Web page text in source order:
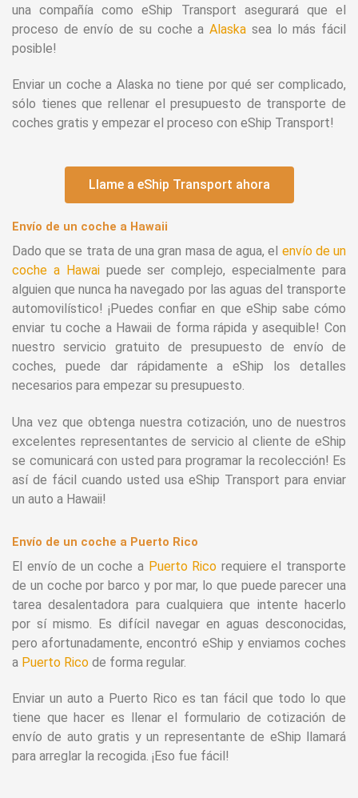
una compañía como eShip Transport asegurará que el
proceso de envío de su coche aAlaska sea lo más fácil
posible!
Enviar un coche a Alaska no tiene por qué ser complicado,
sólo tienes que rellenar el presupuesto de transporte de
coches gratis y empezar el proceso con eShip Transport!
Llame a eShip Transport ahora
Envío de un coche a Hawaii
Dado que se trata de una gran masa de agua, el envío de un
coche a Hawai puede ser complejo, especialmente para
alguien que nunca ha navegado por las aguas del transporte
automovilístico! ¡Puedes confiar en que eShip sabe cómo
enviar tu coche a Hawaii de forma rápida y asequible! Con
nuestro servicio gratuito de presupuesto de envío de
coches, puede dar rápidamente a eShip los detalles
necesarios para empezar su presupuesto.
Una vez que obtenga nuestra cotización, uno de nuestros
excelentes representantes de servicio al cliente de eShip
se comunicará con usted para programar la recolección! Es
así de fácil cuando usted usa eShip Transport para enviar
un auto a Hawaii!
Envío de un coche a Puerto Rico
El envío de un coche a Puerto Rico requiere el transporte
de un coche por barco y por mar, lo que puede parecer una
tarea desalentadora para cualquiera que intente hacerlo
por sí mismo. Es difícil navegar en aguas desconocidas,
pero afortunadamente, encontró eShip y enviamos coches
a Puerto Rico de forma regular.
Enviar un auto a Puerto Rico es tan fácil que todo lo que
tiene que hacer es llenar el formulario de cotización de
envío de auto gratis y un representante de eShip llamará
para arreglar la recogida. ¡Eso fue fácil!